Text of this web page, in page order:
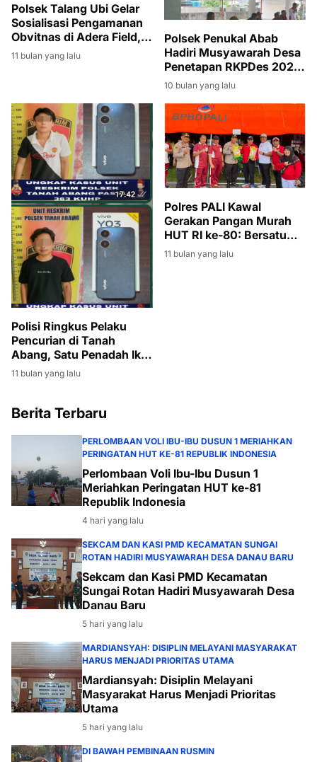
Polsek Talang Ubi Gelar
Sosialisasi Pengamanan
Obvitnas di Adera Field,
Tekankan Kolaborasi
Multi Pihak
11 bulan yang lalu
Polsek Penukal Abab
Hadiri Musyawarah Desa
Penetapan RKPDes 2026
di Desa Air Itam
10 bulan yang lalu
Polisi Ringkus Pelaku
Pencurian di Tanah
Abang, Satu Penadah Ikut
Diamankan
11 bulan yang lalu
Polres PALI Kawal
Gerakan Pangan Murah
HUT RI ke-80: Bersatu
Berdaulat, Rakyat
Sejahtera, Indonesia
11 bulan yang lalu
Berita Terbaru
PERLOMBAAN VOLI IBU-IBU DUSUN 1 MERIAHKAN
PERINGATAN HUT KE-81 REPUBLIK INDONESIA
Perlombaan Voli Ibu-Ibu Dusun 1
Meriahkan Peringatan HUT ke-81
Republik Indonesia
4 hari yang lalu
SEKCAM DAN KASI PMD KECAMATAN SUNGAI
ROTAN HADIRI MUSYAWARAH DESA DANAU BARU
Sekcam dan Kasi PMD Kecamatan
Sungai Rotan Hadiri Musyawarah Desa
Danau Baru
5 hari yang lalu
MARDIANSYAH: DISIPLIN MELAYANI MASYARAKAT
HARUS MENJADI PRIORITAS UTAMA
Mardiansyah: Disiplin Melayani
Masyarakat Harus Menjadi Prioritas
Utama
5 hari yang lalu
DI BAWAH PEMBINAAN RUSMIN